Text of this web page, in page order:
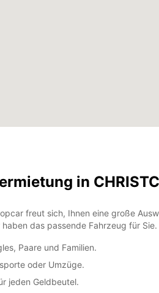
in
freut sich, Ihnen eine große
das passende Fahrzeug für Sie.
Paare und Familien.
oder Umzüge.
jeden Geldbeutel.